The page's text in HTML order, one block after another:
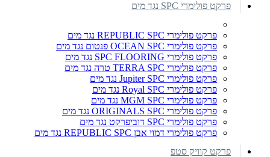
פרקט פולימרי SPC נגד מים
פרקט פולימרי REPUBLIC SPC נגד מים
פרקט פולימרי OCEAN SPC פנטום נגד מים
פרקט פולימרי SPC FLOORING נגד מים
פרקט פולימרי TERRA SPC טרה נגד מים
פרקט פולימרי Jupiter SPC נגד מים
פרקט פולימרי Royal SPC נגד מים
פרקט פולימרי MGM SPC נגד מים
פרקט פולימרי ORIGINALS SPC נגד מים
פרקט פולימרי SPC דוביפרקט נגד מים
פרקט פולימרי דמוי אבן REPUBLIC SPC נגד מים
פרקט קוויק סטפ